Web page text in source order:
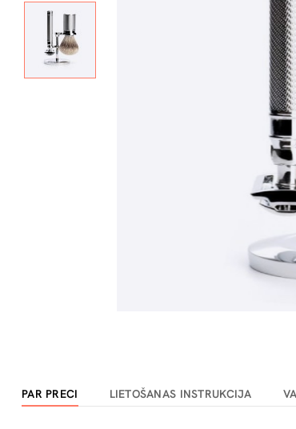
PAR PRECI LIETOŠANAS INSTRUKCIJA